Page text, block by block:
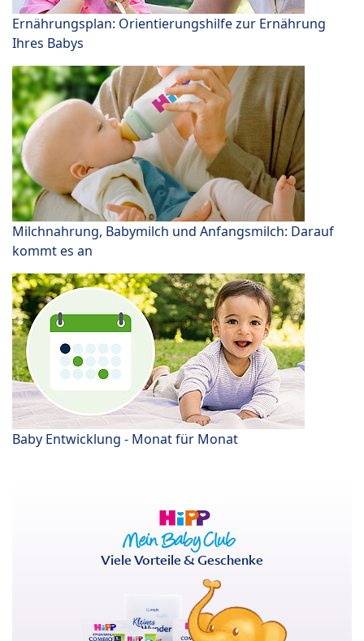
Ernährungsplan: Orientierungshilfe zur Ernährung
Ihres Babys
Milchnahrung, Babymilch und Anfangsmilch: Darauf
kommt es an
Baby Entwicklung - Monat für Monat
Viele Vorteile & Geschenke